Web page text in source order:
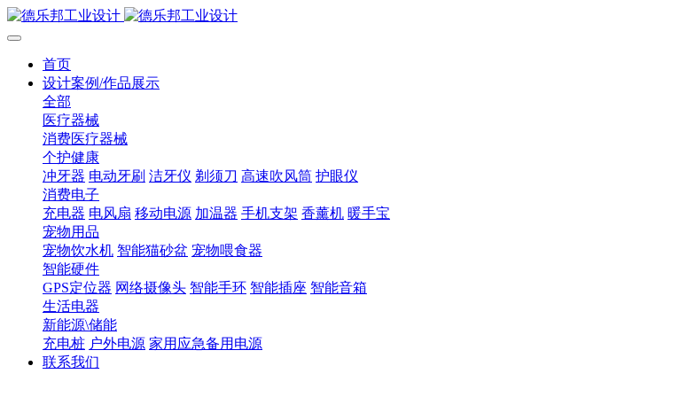
首页
设计案例/作品展示
全部
医疗器械
消费医疗器械
个护健康
冲牙器 电动牙刷 洁牙仪 剃须刀 高速吹风筒 护眼仪
消费电子
充电器 电风扇 移动电源 加温器 手机支架 香薰机 暖手宝
宠物用品
宠物饮水机 智能猫砂盆 宠物喂食器
智能硬件
GPS定位器 网络摄像头 智能手环 智能插座 智能音箱
生活电器
新能源\储能
充电桩 户外电源 家用应急备用电源
联系我们